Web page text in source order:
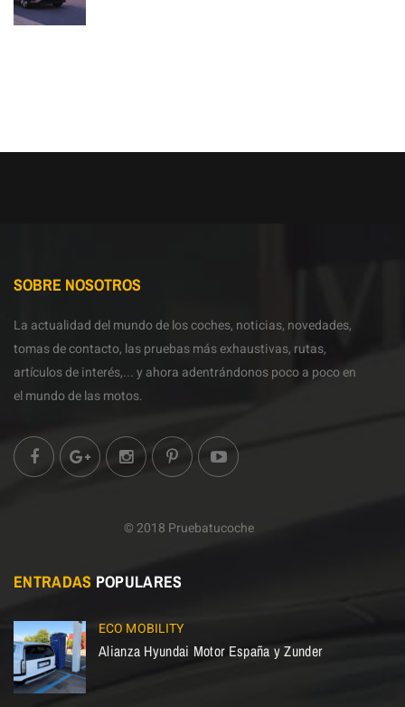
SOBRE NOSOTROS
La actualidad del mundo de los coches, noticias, novedades,
tomas de contacto, las pruebas más exhaustivas, rutas,
artículos de interés,... y ahora adentrándonos poco a poco en
el mundo de las motos.
© 2018 Pruebatucoche
ENTRADAS POPULARES
ECO MOBILITY
Alianza Hyundai Motor España y Zunder